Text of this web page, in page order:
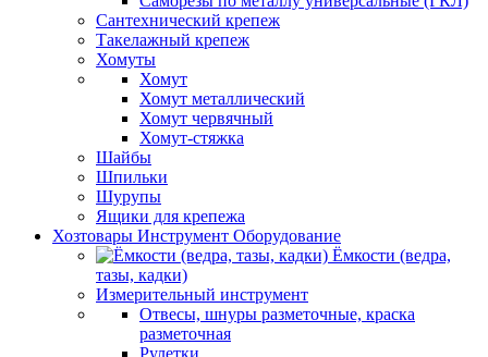
Сантехнический крепеж
Такелажный крепеж
Хомуты
Хомут
Хомут металлический
Хомут червячный
Хомут-стяжка
Шайбы
Шпильки
Шурупы
Ящики для крепежа
Хозтовары Инструмент Оборудование
Ёмкости (ведра,
тазы, кадки)
Измерительный инструмент
Отвесы, шнуры разметочные, краска
разметочная
Рулетки